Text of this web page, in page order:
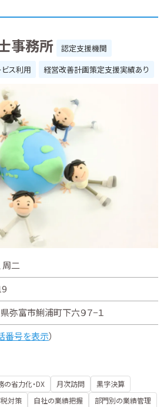
事務所
認定支援機関
ス利用
経営改善計画策定支援実績あり
周二
弥富市鯏浦町下六９７−１
番号を表示）
の省力化・DX 月次訪問
黒字決算
税対策 自社の業績把握 部門別の業績管理